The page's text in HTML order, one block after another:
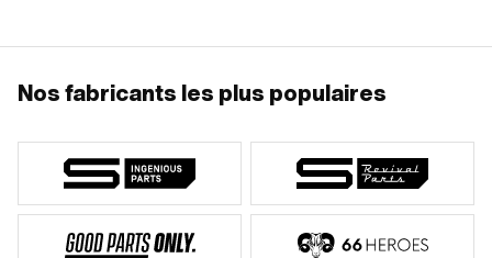
Nos fabricants les plus populaires